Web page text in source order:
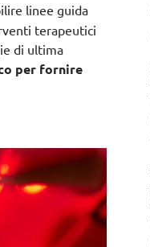
linee guida
terapeutici
di ultima
per fornire